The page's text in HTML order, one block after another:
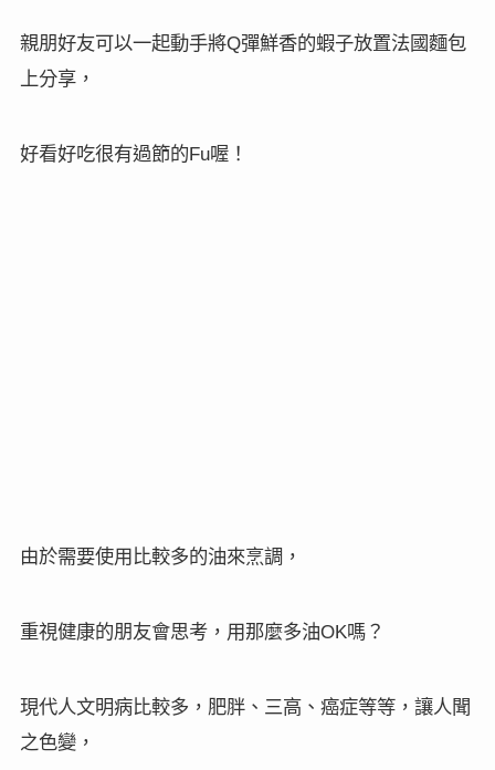
親朋好友可以一起動手將Q彈鮮香的蝦子放置法國麵包
上分享，
好看好吃很有過節的Fu喔！
由於需要使用比較多的油來烹調，
重視健康的朋友會思考，用那麼多油OK嗎？
現代人文明病比較多，肥胖、三高、癌症等等，讓人聞
之色變，